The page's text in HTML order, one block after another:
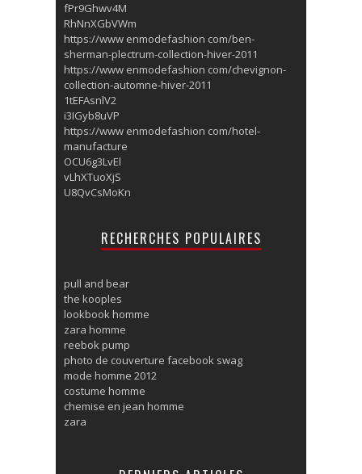
fPr9Ghwv4M
RhNnXGbVWm
https://www enmodefashion com/ben-
sherman-plectrum-collection-hiver-2011
https://www enmodefashion com/chevignon-
collection-automne-hiver-2011
1tEFAsnlV2
i3IGyb8uVP
https://www enmodefashion com/hotel-
manufacture
OCU6g3LvEl
vLhXTuoXjS
U8QvCsMoKn
RECHERCHES POPULAIRES
pull and bear
the kooples
lookbook homme
zara homme
reebok pump
photo de couverture facebook swag
mode homme 2012
costume homme
chemise en jean homme
zara